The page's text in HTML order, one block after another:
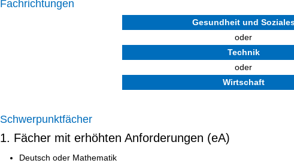
Fachrichtungen
Gesundheit und
oder
Technik
oder
Wirtschaft
Schwerpunktfächer
1. Fächer mit erhöhten Anforderungen (eA)
Deutsch oder Mathematik